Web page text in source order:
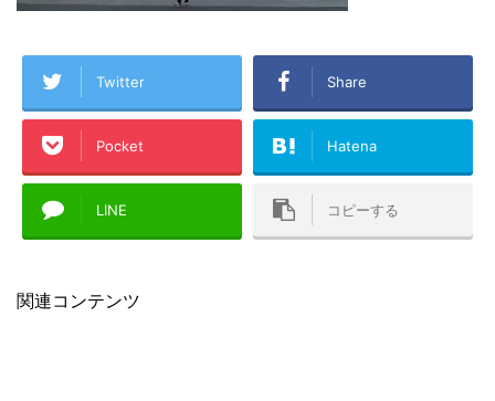
Twitter Share
Pocket Hatena
LINE コピーする
関連コンテンツ